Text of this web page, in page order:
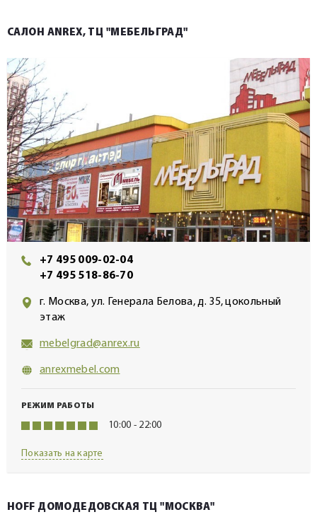
САЛОН ANREX, ТЦ "МЕБЕЛЬГРАД"
+7 495 009-02-04
+7 495 518-86-70
г. Москва, ул. Генерала Белова, д. 35, цокольный
этаж
mebelgrad@anrex.ru
anrexmebel.com
РЕЖИМ РАБОТЫ
10:00 - 22:00
Показать на карте
HOFF ДОМОДЕДОВСКАЯ ТЦ "МОСКВА"